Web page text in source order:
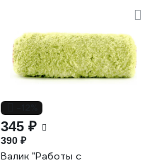
345 ₽
390 ₽
Валик "Работы с